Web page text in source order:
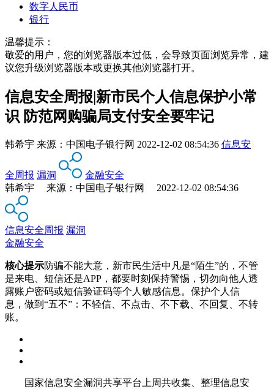
数字人民币
银行
温馨提示：
敬爱的用户，您的浏览器版本过低，会导致页面浏览异常，建
议您升级浏览器版本或更换其他浏览器打开。
信息安全周报|新市民个人信息保护小常
识 防范网购骗局支付安全要牢记
韩希宇 来源： 中国电子银行网 2022-12-02 08:54:36 信息安
全周报 漏洞
金融安全
韩希宇 来源：中国电子银行网 2022-12-02 08:54:36
信息安全周报 漏洞
金融安全
核心提示​防骗不能大意，新市民生活中凡是“陌生”的，不管
是来电、短信还是APP，都要时刻保持警惕，切勿向他人透
露账户密码或短信验证码等个人敏感信息。保护个人信
息，做到“五不”：不轻信、不点击、不下载、不回复、不转
账。
国家信息安全漏洞共享平台上周共收集、整理信息安